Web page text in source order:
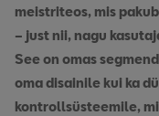
meistriteos, mis
– just nii, nagu
See on omas
oma disainile kui ka
kontrollsüsteemile,